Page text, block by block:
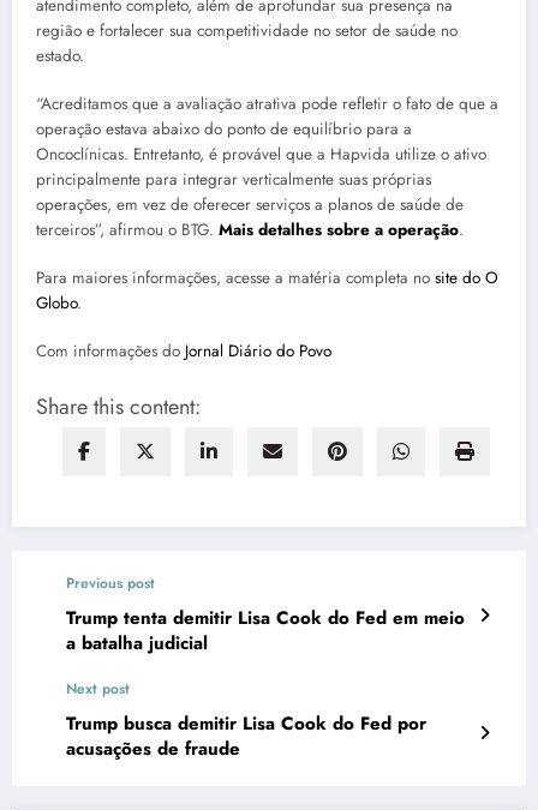
atendimento completo, além de aprofundar sua presença na
região e fortalecer sua competitividade no setor de saúde no
estado.
“Acreditamos que a avaliação atrativa pode refletir o fato de que a
operação estava abaixo do ponto de equilíbrio para a
Oncoclínicas. Entretanto, é provável que a Hapvida utilize o ativo
principalmente para integrar verticalmente suas próprias
operações, em vez de oferecer serviços a planos de saúde de
terceiros”, afirmou o BTG. Mais detalhes sobre a operação.
Para maiores informações, acesse a matéria completa no site do O
Globo.
Com informações do Jornal Diário do Povo
Share this content:
Previous post
Trump tenta demitir Lisa Cook do Fed em meio
a batalha judicial
Next post
Trump busca demitir Lisa Cook do Fed por
acusações de fraude